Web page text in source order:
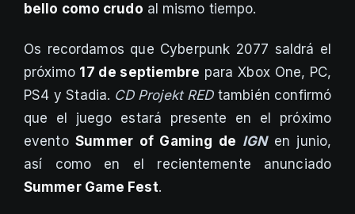
bello como crudo al mismo tiempo.
Os recordamos que Cyberpunk 2077 saldrá el
próximo 17 de septiembre para Xbox One, PC,
PS4 y Stadia. CD Projekt REDtambién confirmó
que el juego estará presente en el próximo
eventoSummer of Gaming de IGNen junio,
así como en el recientemente anunciado
Summer Game Fest.